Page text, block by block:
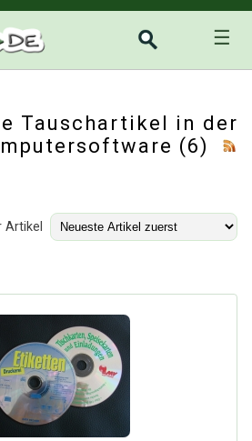
☰
Tauschartikel in der
(6)